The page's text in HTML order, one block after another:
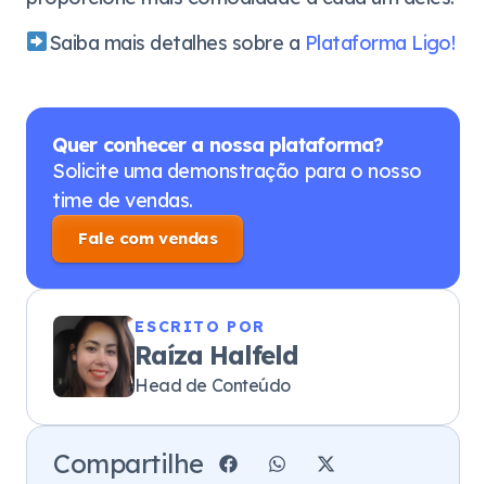
Saiba mais detalhes sobre a Plataforma Ligo!
Quer conhecer a nossa plataforma?
Solicite uma demonstração para o nosso
time de vendas.
Fale com vendas
ESCRITO POR
Raíza Halfeld
Head de Conteúdo
Compartilhe